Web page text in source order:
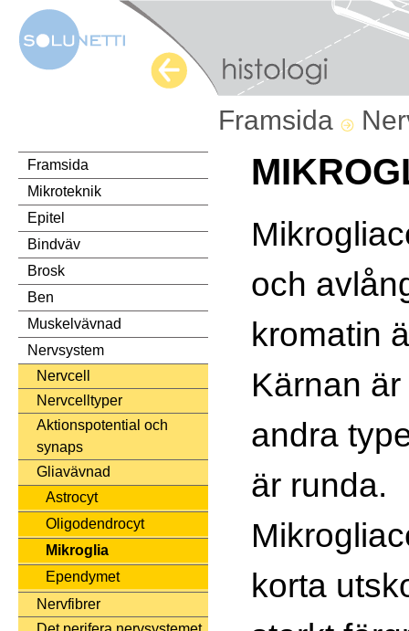
Framsida
Framsida
Mikroteknik
Epitel
Bindväv
Brosk
Ben
Muskelvävnad
Nervsystem
Nervcell
Nervcelltyper
Aktionspotential och
synaps
Gliavävnad
Astrocyt
Oligodendrocyt
Mikroglia
Ependymet
Nervfibrer
och
kromatin
Kärnan
andra
är runda.
korta